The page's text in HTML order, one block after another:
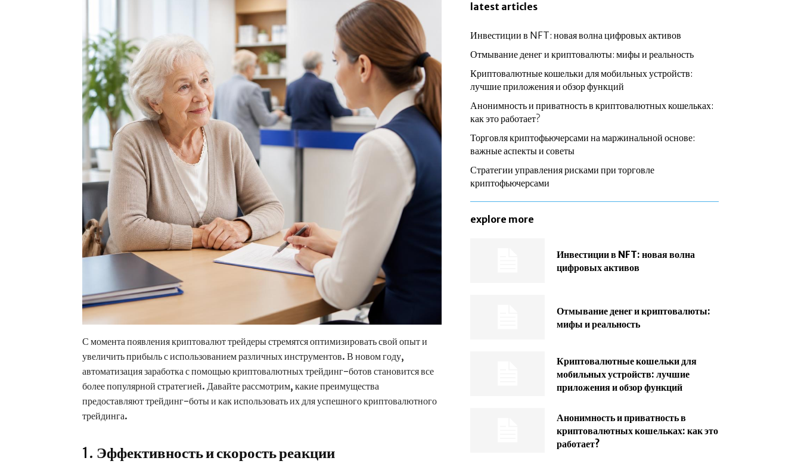
С момента появления криптовалют трейдеры стремятся оптимизировать свой опыт и
увеличить прибыль с использованием различных инструментов. В новом году,
автоматизация заработка с помощью криптовалютных трейдинг-ботов становится все
более популярной стратегией. Давайте рассмотрим, какие преимущества
предоставляют трейдинг-боты и как использовать их для успешного криптовалютного
трейдинга.
1. Эффективность и скорость реакции
latest articles
Инвестиции в NFT: новая волна цифровых активов
Отмывание денег и криптовалюты: мифы и реальность
Криптовалютные кошельки для мобильных устройств:
лучшие приложения и обзор функций
Анонимность и приватность в криптовалютных кошельках:
как это работает?
Торговля криптофьючерсами на маржинальной основе:
важные аспекты и советы
Стратегии управления рисками при торговле
криптофьючерсами
explore more
Инвестиции в NFT: новая волна
цифровых активов
Отмывание денег и криптовалюты:
мифы и реальность
Криптовалютные кошельки для
мобильных устройств: лучшие
приложения и обзор функций
Анонимность и приватность в
криптовалютных кошельках: как это
работает?